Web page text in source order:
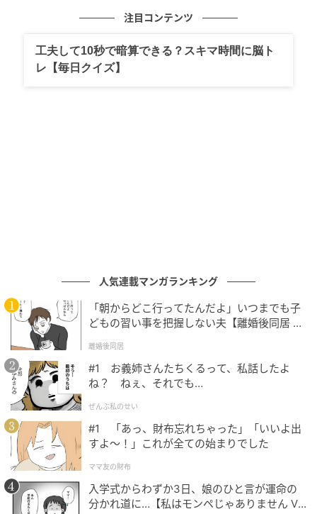
注目コンテンツ
工夫して10秒で暗算できる？スキマ時間に脳ト
レ【毎日クイズ】
人気連載マンガランキング
「朝からどこ行ってたんだよ」いつまでも子
どもの習い事を把握しない夫【離婚後同居 Vo
離婚後同居
#1 お義姉さんたちくるって、私話したよ
ね？ ねぇ、それでも…
ぜんぶ私のせい
#1 「あっ、財布忘れちゃった」「いいよ出
すよ〜！」これが全ての始まりでした
ママ友の財布
入学式からわずか3日、娘のひと言が運命の
分かれ道に…【私はモンペじゃありません Vo